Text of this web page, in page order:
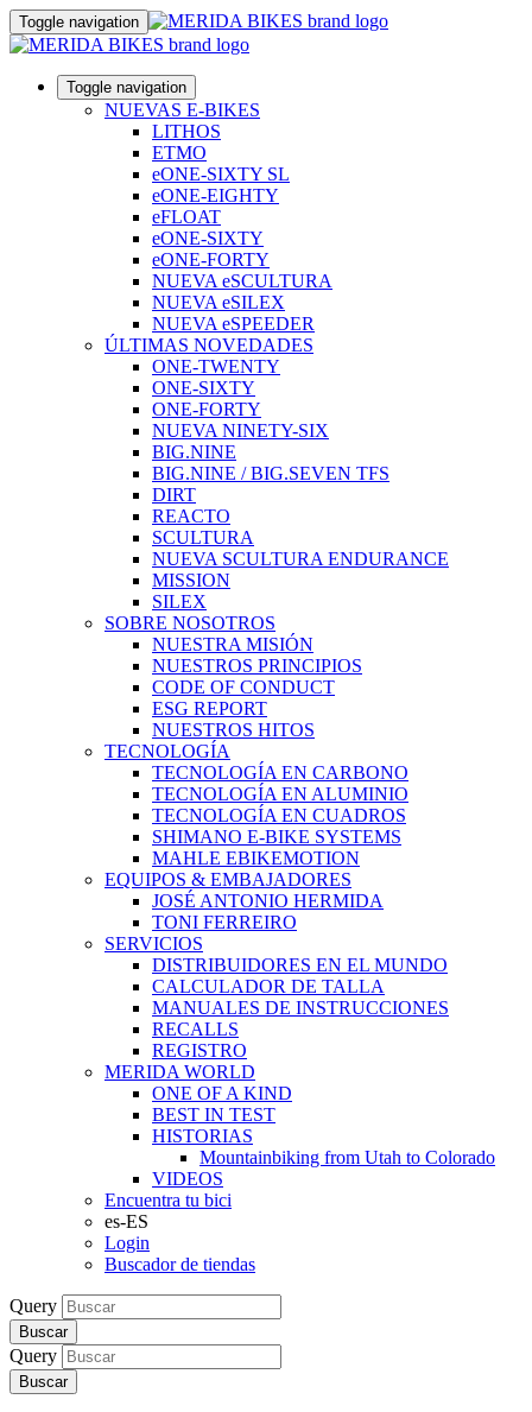
Toggle navigation
Toggle navigation
NUEVAS E-BIKES
LITHOS
ETMO
eONE-SIXTY SL
eONE-EIGHTY
eFLOAT
eONE-SIXTY
eONE-FORTY
NUEVA eSCULTURA
NUEVA eSILEX
NUEVA eSPEEDER
ÚLTIMAS NOVEDADES
ONE-TWENTY
ONE-SIXTY
ONE-FORTY
NUEVA NINETY-SIX
BIG.NINE
BIG.NINE / BIG.SEVEN TFS
DIRT
REACTO
SCULTURA
NUEVA SCULTURA ENDURANCE
MISSION
SILEX
SOBRE NOSOTROS
NUESTRA MISIÓN
NUESTROS PRINCIPIOS
CODE OF CONDUCT
ESG REPORT
NUESTROS HITOS
TECNOLOGÍA
TECNOLOGÍA EN CARBONO
TECNOLOGÍA EN ALUMINIO
TECNOLOGÍA EN CUADROS
SHIMANO E-BIKE SYSTEMS
MAHLE EBIKEMOTION
EQUIPOS & EMBAJADORES
JOSÉ ANTONIO HERMIDA
TONI FERREIRO
SERVICIOS
DISTRIBUIDORES EN EL MUNDO
CALCULADOR DE TALLA
MANUALES DE INSTRUCCIONES
RECALLS
REGISTRO
MERIDA WORLD
ONE OF A KIND
BEST IN TEST
HISTORIAS
Mountainbiking from Utah to Colorado
VIDEOS
Encuentra tu bici
es-ES
Login
Buscador de tiendas
Query
Buscar
Query
Buscar